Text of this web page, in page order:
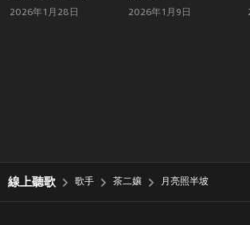
2026年1月28日 2026年1月9日
線上聽歌 歌手 茶二孃 月亮照半坡